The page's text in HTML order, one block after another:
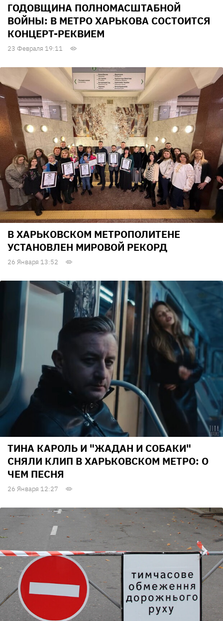
ГОДОВЩИНА ПОЛНОМАСШТАБНОЙ
ВОЙНЫ: В МЕТРО ХАРЬКОВА СОСТОИТСЯ
КОНЦЕРТ-РЕКВИЕМ
23 Февраля 19:11
В ХАРЬКОВСКОМ МЕТРОПОЛИТЕНЕ
УСТАНОВЛЕН МИРОВОЙ РЕКОРД
26 Января 13:52
ТИНА КАРОЛЬ И "ЖАДАН И СОБАКИ"
СНЯЛИ КЛИП В ХАРЬКОВСКОМ МЕТРО: О
ЧЕМ ПЕСНЯ
26 Января 12:27